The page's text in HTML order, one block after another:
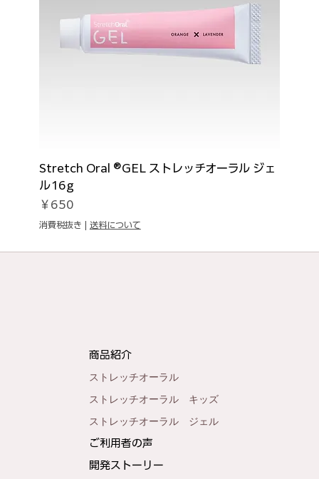
Stretch Oral ®GEL ストレッチオーラル ジェ
ル16g
価格
￥650
消費税抜き 送料について
商品紹介
ストレッチオーラル
ストレッチオーラル キッズ
ストレッチオーラル ジェル
ご利用者の声
開発ストーリー